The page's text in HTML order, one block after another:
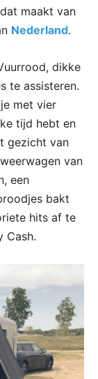
maakt van
Nederland.
dikke
te assisteren.
met vier
tijd hebt en
gezicht van
van
een
bakt
hits af te
Cash.